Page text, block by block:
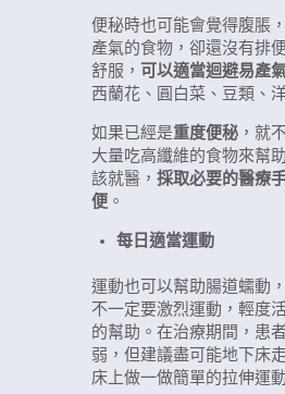
便秘時也可能會覺得腹脹
產氣的食物，卻還沒有排
舒服， 可以適當迴避易產
西蘭花、圓白菜、豆類、
如果已經是重度便秘 ，就
大量吃高纖維的食物來幫
該就醫， 採取必要的醫療
便 。
每日適當運動
運動也可以幫助腸道蠕動
不一定要激烈運動，輕度
的幫助。在治療期間，患
弱，但建議盡可能地下床
床上做一做簡單的拉伸運動